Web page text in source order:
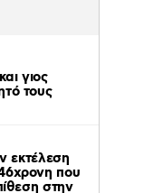
γιος
τους
εκτέλεση
που
στην